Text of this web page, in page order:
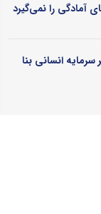
آمادگی را نمی‌گیرد
سرمایه انسانی بنا